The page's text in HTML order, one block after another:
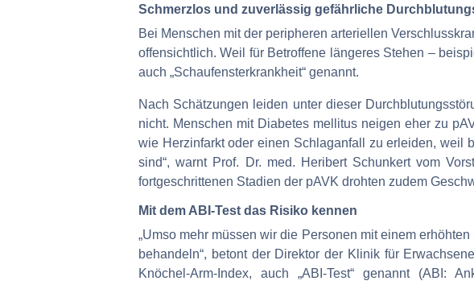
Schmerzlos und zuverlässig gefährliche
Bei Menschen mit der peripheren arteriellen
offensichtlich. Weil für Betroffene längeres Stehen –
auch „Schaufensterkrankheit“ genannt.
Nach Schätzungen leiden unter dieser
nicht. Menschen mit Diabetes mellitus neigen eher zu
wie Herzinfarkt oder einen Schlaganfall zu erleiden, weil
sind“, warnt Prof. Dr. med. Heribert Schunkert vom
fortgeschrittenen Stadien der pAVK drohten zudem
Mit dem ABI-Test das Risiko kennen
„Umso mehr müssen wir die Personen mit einem
behandeln“, betont der Direktor der Klinik für
Knöchel-Arm-Index, auch „ABI-Test“ genannt